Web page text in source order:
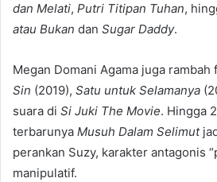
dan Melati, Putri Titipan Tuhan,
atau Bukan dan Sugar Daddy.
Megan Domani Agama juga
Sin (2019), Satu untuk Selamanya
suara di Si Juki The Movie. Hingga
terbarunya Musuh Dalam Selimut
perankan Suzy, karakter antagonis
manipulatif.